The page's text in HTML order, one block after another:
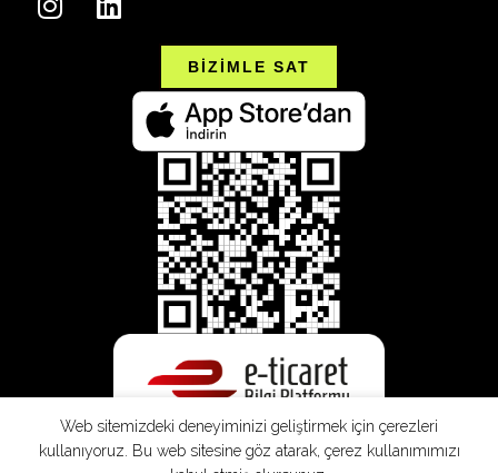
BİZİMLE SAT
Web sitemizdeki deneyiminizi geliştirmek için çerezleri
kullanıyoruz. Bu web sitesine göz atarak, çerez kullanımımızı